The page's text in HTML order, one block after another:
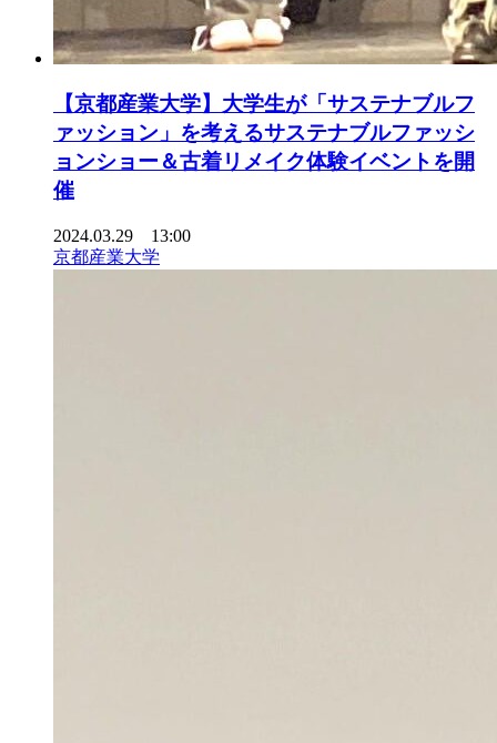
【京都産業大学】大学生が「サステナブルフ
ァッション」を考えるサステナブルファッシ
ョンショー＆古着リメイク体験イベントを開
催
2024.03.29 13:00
京都産業大学